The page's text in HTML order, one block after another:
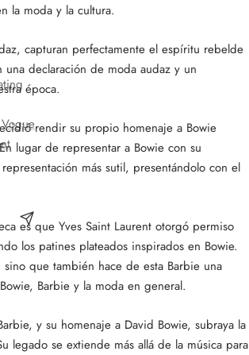
Vogue
la moda y la cultura.
capturan perfectamente el espíritu rebelde
declaración de moda audaz y un
época.
rendir su propio homenaje a Bowie
lugar de representar a Bowie con su
más sutil, presentándolo con el
es que Yves Saint Laurent otorgó permiso
los patines plateados inspirados en Bowie.
que también hace de esta Barbie una
Barbie y la moda en general.
y su homenaje a David Bowie, subraya la
legado se extiende más allá de la música para